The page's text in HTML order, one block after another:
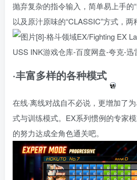
抛弃复杂的指令输入，简单易上手的
以及原汁原味的“CLASSIC”方式，两
·丰富多样的各种模式
在线·离线对战自不必说，更增加了
式与训练模式。EX系列惯例的专家
的努力达成全角色通关吧。